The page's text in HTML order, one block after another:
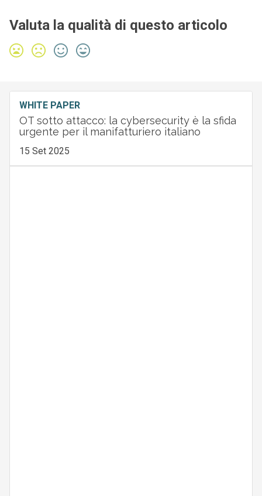
Valuta la qualità di questo articolo
WHITE PAPER
OT sotto attacco: la cybersecurity è la sfida
urgente per il manifatturiero italiano
15 Set 2025